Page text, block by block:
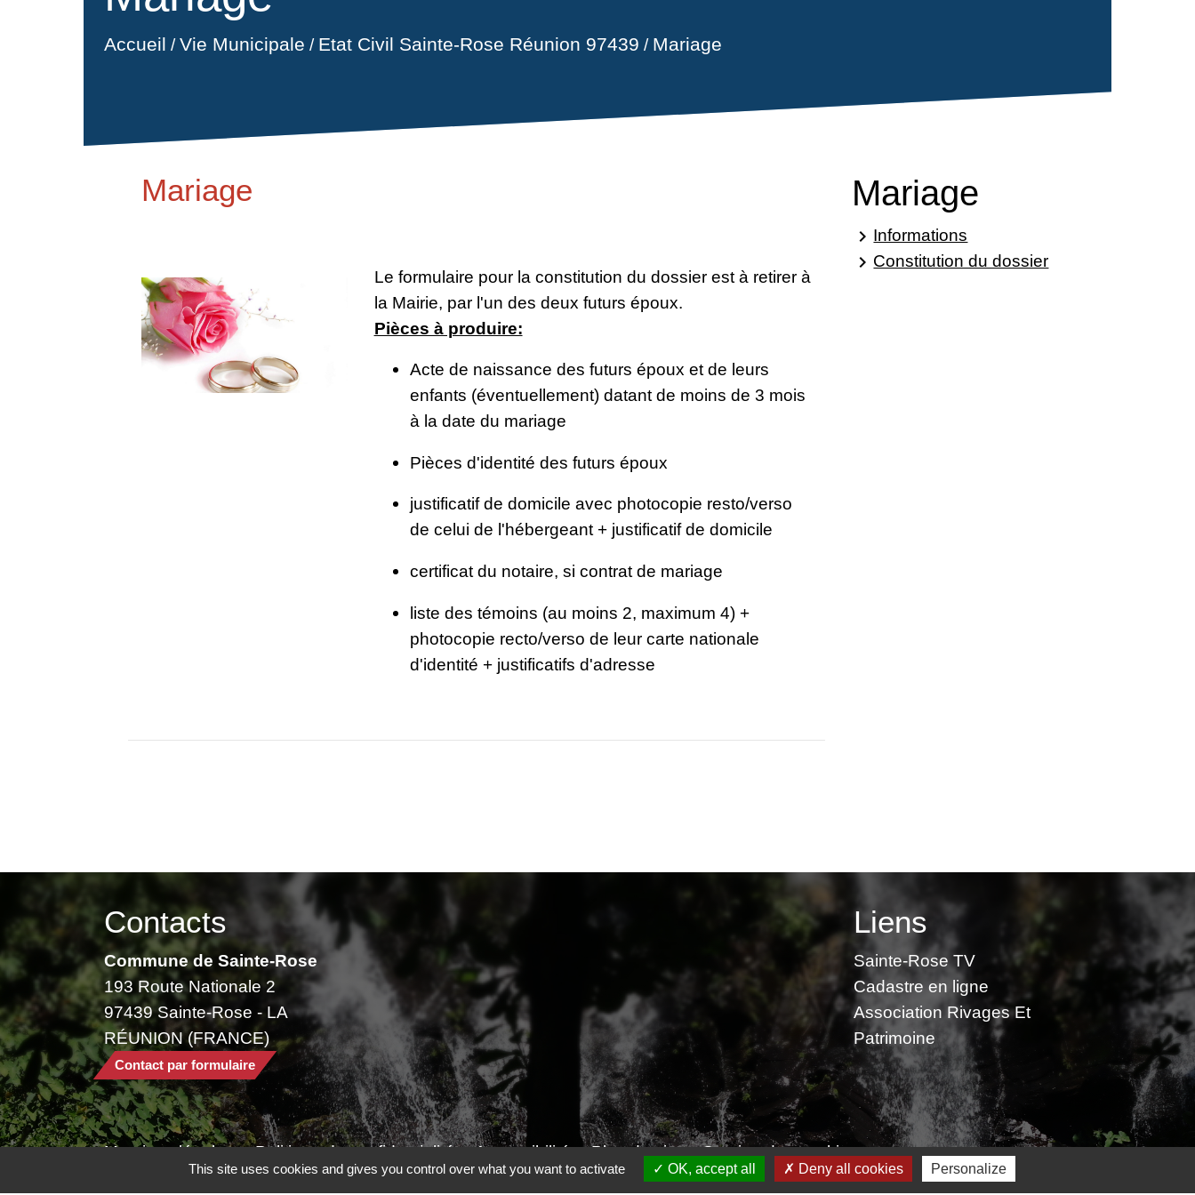
Accueil /Vie Municipale / Etat Civil Sainte-Rose Réunion 97439 / Mariage
Mariage
Le formulaire pour la constitution du dossier est à retirer à
la Mairie, par l'un des deux futurs époux.
Pièces à produire:
Acte de naissance des futurs époux et de leurs
enfants (éventuellement) datant de moins de 3 mois
à la date du mariage
Pièces d'identité des futurs époux
justificatif de domicile avec photocopie resto/verso
de celui de l'hébergeant + justificatif de domicile
certificat du notaire, si contrat de mariage
liste des témoins (au moins 2, maximum 4) +
photocopie recto/verso de leur carte nationale
d'identité + justificatifs d'adresse
Mariage
keyboard_arrow_right Informations
keyboard_arrow_right Constitution du dossier
Contacts
Commune de Sainte-Rose
193 Route Nationale 2
97439 Sainte-Rose - LA
RÉUNION (FRANCE)
Contact par formulaire
Liens
Sainte-Rose TV
Cadastre en ligne
Association Rivages Et
Patrimoine
Mentions légales - Politique de confidentialité - Accessibilité - Plan du site - Gestion des cookies
This site uses cookies and gives you control over what you want to activate OK, accept all Deny all cookies Personalize